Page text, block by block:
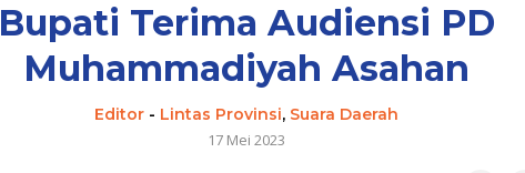
Bupati Terima Audiensi PD
Muhammadiyah Asahan
Editor - Lintas Provinsi, Suara Daerah
17 Mei 2023